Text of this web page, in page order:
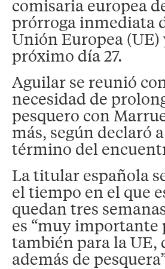
comisaria europea
prórroga inmediata
Unión Europea
próximo día 27.
Aguilar se reunió
necesidad de
pesquero con
más, según declaró
término del
La titular española
el tiempo en el que
quedan tres
es “muy importante
también para la UE,
además de